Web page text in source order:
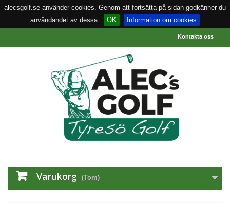
alecsgolf.se använder cookies. Genom att fortsätta på sidan godkänner du
användandet av dessa.
OK Information om cookies
Kontakta oss
Varukorg (Tom)